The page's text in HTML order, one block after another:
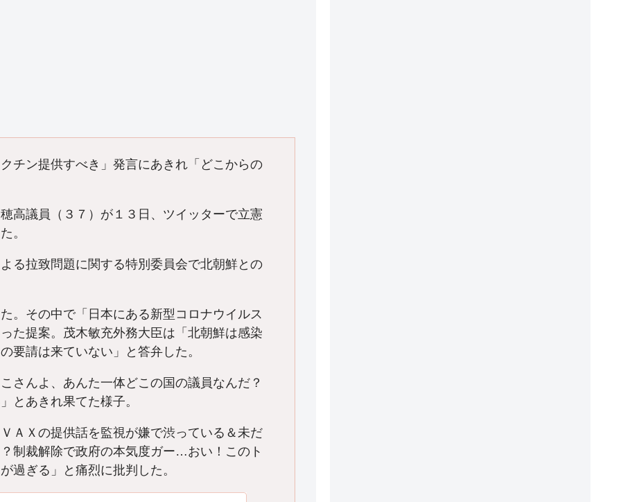
チン提供すべき」発言にあきれ「どこからの
高議員（３７）が１３日、ツイッターで立憲
。
拉致問題に関する特別委員会で北朝鮮との
その中で「日本にある新型コロナウイルス
た提案。茂木敏充外務大臣は「北朝鮮は感染
要請は来ていない」と答弁した。
さんよ、あんた一体どこの国の議員なんだ？
とあきれ果てた様子。
Ｘの提供話を監視が嫌で渋っている＆未だ
制裁解除で政府の本気度ガー…おい！このト
過ぎる」と痛烈に批判した。